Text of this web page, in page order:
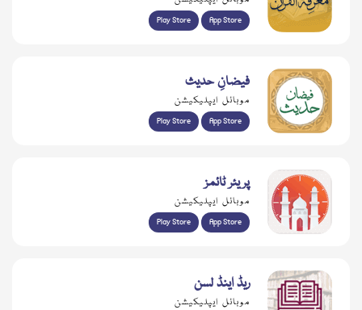
Play Store App Store
فیضانِ حدیث
موبائل ایپلیکیشن
Play Store App Store
پریئر ٹائمز
موبائل ایپلیکیشن
Play Store App Store
ریڈ اینڈ لسن
موبائل ایپلیکیشن